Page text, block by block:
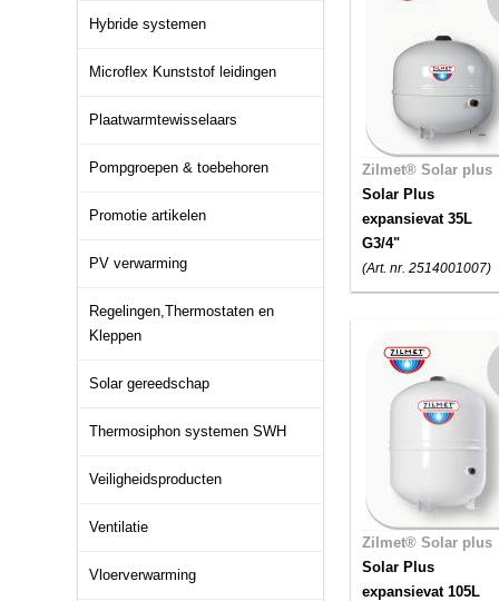
Hybride systemen
Microflex Kunststof leidingen
Plaatwarmtewisselaars
Pompgroepen & toebehoren
Promotie artikelen
PV verwarming
Regelingen,Thermostaten en
Kleppen
Solar gereedschap
Thermosiphon systemen SWH
Veiligheidsproducten
Ventilatie
Vloerverwarming
Zilmet® Solar plus
Solar Plus
expansievat 35L
G3/4"
(Art. nr. 2514001007)
Zilmet® Solar plus
Solar Plus
expansievat 105L